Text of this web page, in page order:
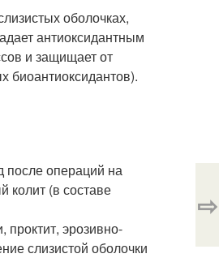
оболочках,
антиоксидантным
и защищает от
биоантиоксидантов).
после операций на
колит (в составе
эрозивно-
слизистой оболочки
⇨